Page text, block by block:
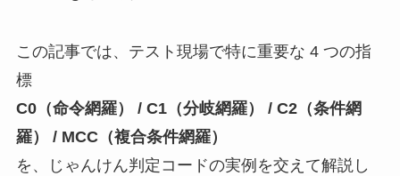
この記事では、テスト現場で特に重要な 4 つの指
標
C0（命令網羅） / C1（分岐網羅） / C2（条件網
羅） / MCC（複合条件網羅）
を、じゃんけん判定コードの実例を交えて解説し